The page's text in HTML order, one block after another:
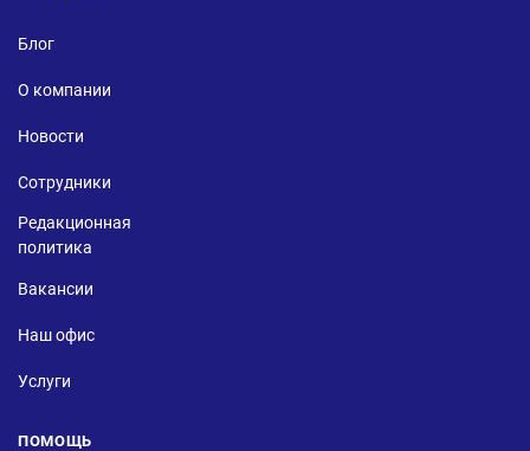
Блог
О компании
Новости
Сотрудники
Редакционная
политика
Вакансии
Наш офис
Услуги
ПОМОЩЬ